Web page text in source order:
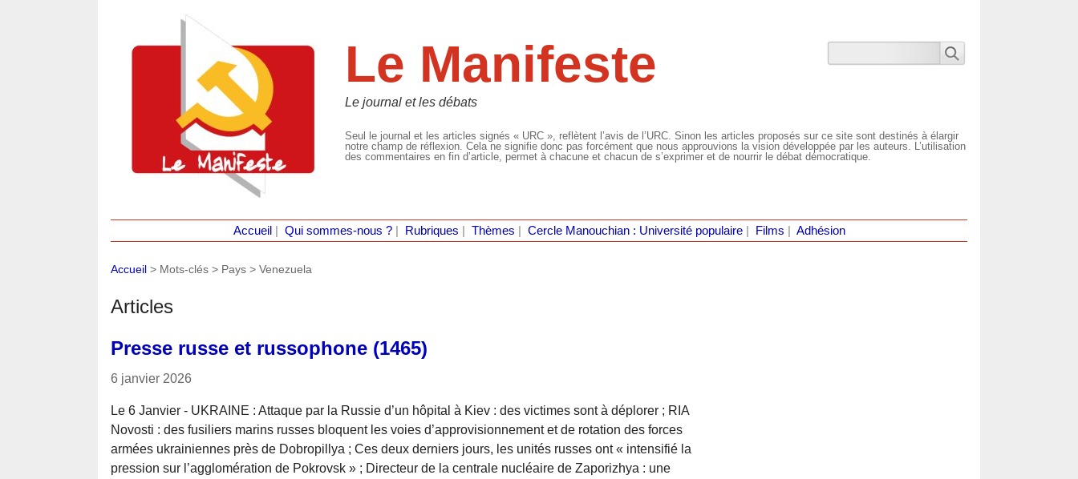
Le Manifeste
Le journal et les débats
Seul le journal et les articles signés « URC », reflètent l’avis de l’URC. Sinon les articles proposés sur ce site sont destinés à élargir
notre champ de réflexion. Cela ne signifie donc pas forcément que nous approuvions la vision développée par les auteurs. L’utilisation
des commentaires en fin d’article, permet à chacune et chacun de s’exprimer et de nourrir le débat démocratique.
Accueil Qui sommes-nous ?| Rubriques Thèmes Cercle Manouchian : Université populaire| Films Adhésion
Accueil > Mots-clés > Pays > Venezuela
Articles
Presse russe et russophone (1465)
6 janvier 2026
Le 6 Janvier - UKRAINE : Attaque par la Russie d’un hôpital à Kiev : des victimes sont à déplorer ; RIA
Novosti : des fusiliers marins russes bloquent les voies d’approvisionnement et de rotation des forces
armées ukrainiennes près de Dobropillya ; Ces deux derniers jours, les unités russes ont « intensifié la
pression sur l’agglomération de Pokrovsk » ; Directeur de la centrale nucléaire de Zaporizhya : une